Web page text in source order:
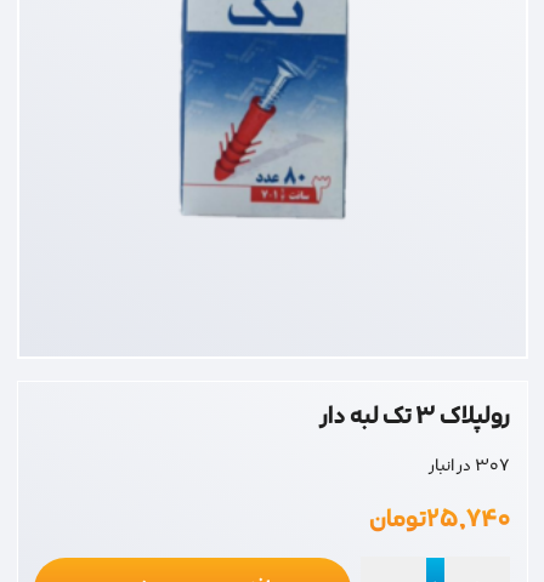
رولپلاک 3 تک لبه دار
307 در انبار
۲۵,۷۴۰تومان